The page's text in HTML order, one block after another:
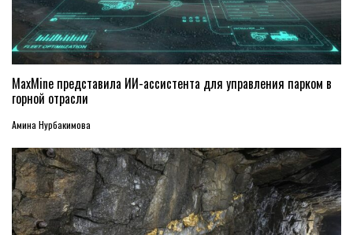
MaxMine представила ИИ-ассистента для управления парком в
горной отрасли
Амина Нурбакимова